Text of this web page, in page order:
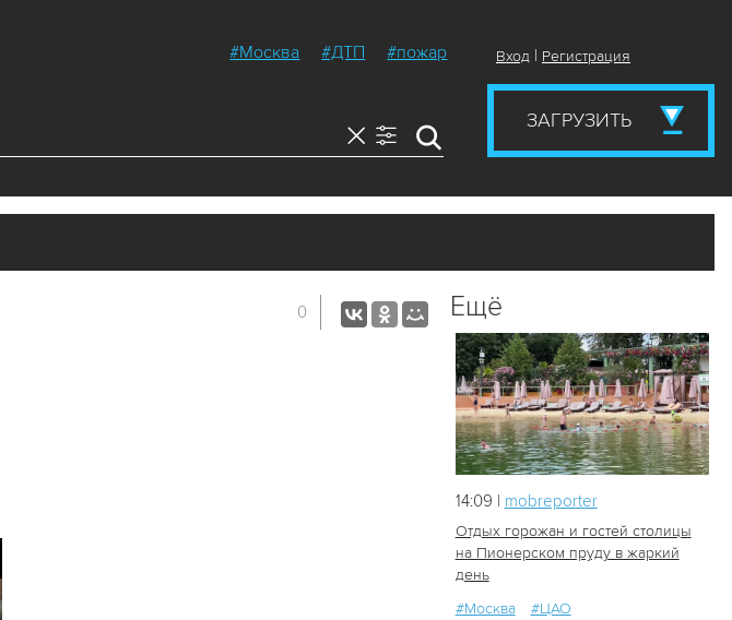
#Москва #ДТП #пожар Вход | Регистрация
ЗАГРУЗИТЬ
0 Ещё
14:09 | mobreporter
Отдых горожан и гостей столицы
на Пионерском пруду в жаркий
день
#Москва
#ЦАО